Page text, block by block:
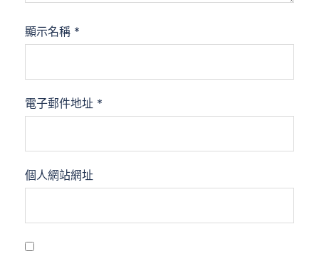
顯示名稱 *
電子郵件地址 *
個人網站網址